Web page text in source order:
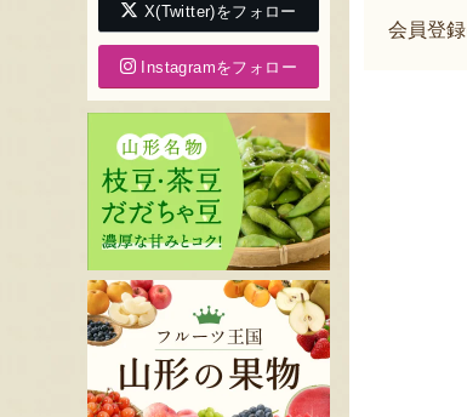
会員登
X(Twitter)をフォロー
Instagramをフォロー